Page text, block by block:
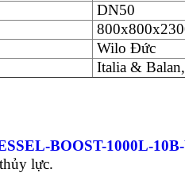
DN50
Wilo Đức
Italia &
BOOST-1000L-
lực.